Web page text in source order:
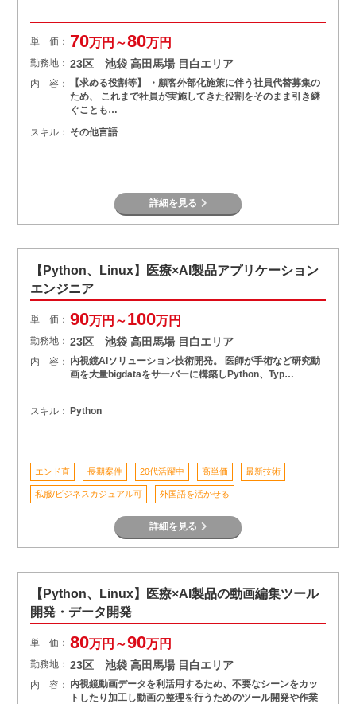
単 価： 70万円～80万円
勤務地： 23区 池袋 高田馬場 目白エリア
内 容：
【求める役割等】 ・顧客外部化施策に伴う社員代替募集の
ため、 これまで社員が実施してきた役割をそのまま引き継
ぐことも…
スキル： その他言語
詳細を見る
【Python、Linux】医療×AI製品アプリケーション
エンジニア
単 価： 90万円～100万円
勤務地： 23区 池袋 高田馬場 目白エリア
内 容： 内視鏡AIソリューション技術開発。 医師が手術など研究動
画を大量bigdataをサーバーに構築しPython、Typ…
スキル： Python
エンド直 長期案件 20代活躍中 高単価 最新技術
私服/ビジネスカジュアル可 外国語を活かせる
詳細を見る
【Python、Linux】医療×AI製品の動画編集ツール
開発・データ開発
単 価： 80万円～90万円
勤務地： 23区 池袋 高田馬場 目白エリア
内 容： 内視鏡動画データを利活用するため、不要なシーンをカッ
トしたり加工し動画の整理を行うためのツール開発や作業